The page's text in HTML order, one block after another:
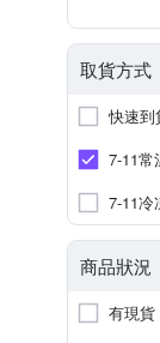
取貨方式
快速到
7-11常
7-11冷
商品狀況
有現貨